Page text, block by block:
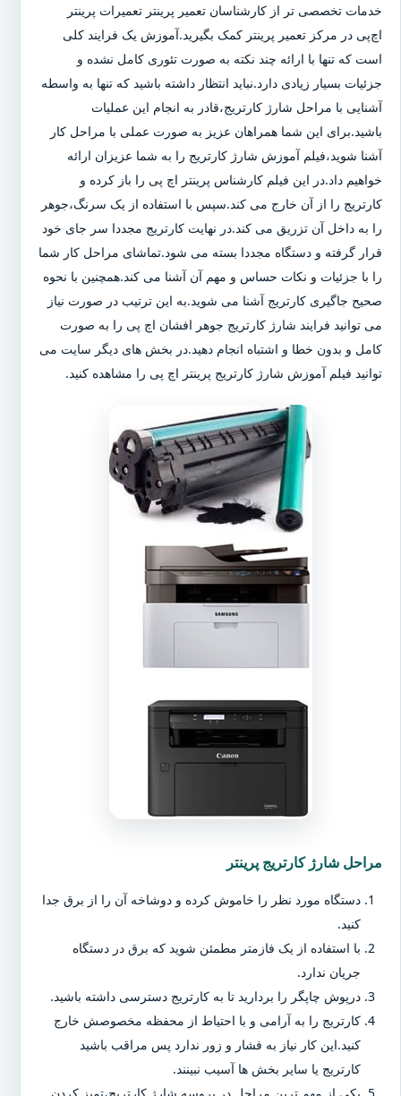
خدمات تخصصی تر از کارشناسان تعمیر پرینتر تعمیرات پرینتر
اچ‌پی در مرکز تعمیر پرینتر کمک بگیرید.آموزش یک فرایند کلی
است که تنها با ارائه چند نکته به صورت تئوری کامل نشده و
جزئیات بسیار زیادی دارد.نباید انتظار داشته باشید که تنها به واسطه
آشنایی با مراحل شارژ کارتریج،قادر به انجام این عملیات
باشید.برای این شما همراهان عزیز به صورت عملی با مراحل کار
آشنا شوید،فیلم آموزش شارژ کارتریج را به شما عزیزان ارائه
خواهیم داد.در این فیلم کارشناس پرینتر اچ پی را باز کرده و
کارتریج را از آن خارج می کند.سپس با استفاده از یک سرنگ،جوهر
را به داخل آن تزریق می کند.در نهایت کارتریج مجددا سر جای خود
قرار گرفته و دستگاه مجددا بسته می شود.تماشای مراحل کار شما
را با جزئیات و نکات حساس و مهم آن آشنا می کند.همچنین با نحوه
صحیح جاگیری کارتریج آشنا می شوید.به این ترتیب در صورت نیاز
می توانید فرایند شارژ کارتریج جوهر افشان اچ پی را به صورت
کامل و بدون خطا و اشتباه انجام دهید.در بخش های دیگر سایت می
توانید فیلم آموزش شارژ کارتریج پرینتر اچ پی را مشاهده کنید.
مراحل شارژ کارتریج پرینتر
دستگاه مورد نظر را خاموش کرده و دوشاخه آن را از برق جدا
کنید.
با استفاده از یک فازمتر مطمئن شوید که برق در دستگاه
جریان ندارد.
درپوش چاپگر را بردارید تا به کارتریج دسترسی داشته باشید.
کارتریج را به آرامی و با احتیاط از محفظه مخصوصش خارج
کنید.این کار نیاز به فشار و زور ندارد پس مراقب باشید
کارتریج یا سایر بخش ها آسیب نبینند.